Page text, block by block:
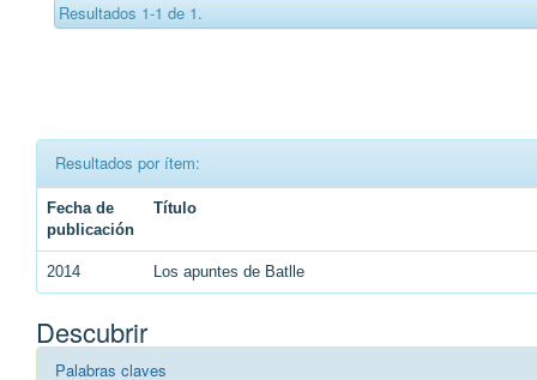
Resultados 1-1 de 1.
Resultados por ítem:
Fecha de
publicación
Título
2014 Los apuntes de Batlle
Descubrir
Palabras claves